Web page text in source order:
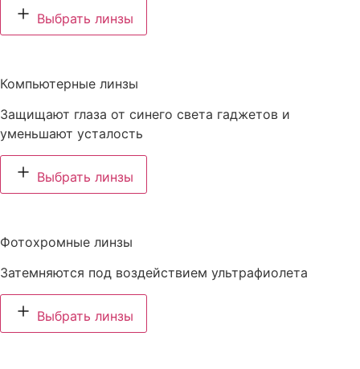
Выбрать линзы
Компьютерные линзы
Защищают глаза от синего света гаджетов и
уменьшают усталость
Выбрать линзы
Фотохромные линзы
Затемняются под воздействием ультрафиолета
Выбрать линзы